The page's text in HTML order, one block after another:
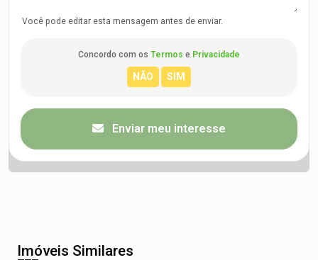
Você pode editar esta mensagem antes de enviar.
Concordo com os Termos e Privacidade
Enviar meu interesse
Imóveis Similares